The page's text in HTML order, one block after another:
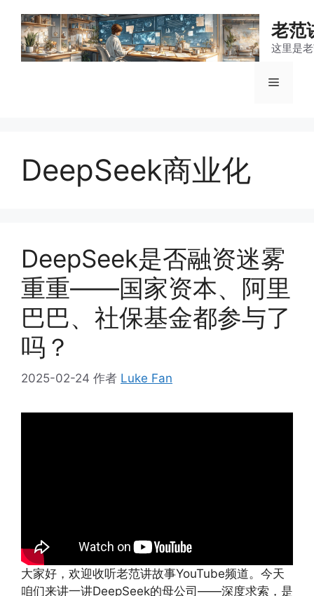
老范
这里是
菜
DeepSeek商业化
DeepSeek是否融资迷雾
重重——国家资本、阿里
巴巴、社保基金都参与了
吗？
2025-02-24 作者 Luke Fan
大家好，欢迎收听老范讲故事YouTube频道。今天
咱们来讲一讲DeepSeek的母公司——深度求索，是